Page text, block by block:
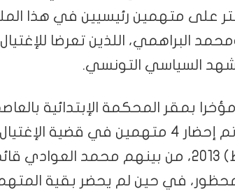
على متهمين رئيسيين في هذا
السياسي التونسي.
بمقر المحكمة الإبتدائية
حراسة أمنية مشددة، وتم إحضار 4 متهمين في
السادس من فبراير (شباط) 2013، من بينهم محمد
في حين لم يحضر بقية